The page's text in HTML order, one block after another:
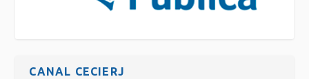
CANAL CECIERJ